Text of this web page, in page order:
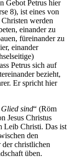
Gebot Petrus hier
8), ist eines von
werden
einander zu
füreinander zu
einander
Petrus sich auf
bezieht,
Er spricht hier
sind“ (Röm
Jesus Christus
Leib Christi. Das ist
den
christlichen
üben.